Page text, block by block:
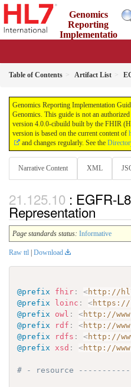
Genomics
Reporting
Implementatio
Table of Contents Artifact List
Genomics Reporting Implementation
Genomics. This guide is not an
version 4.0.0-cibuild built by the FHIR
version is based on the current content of
and changes regularly. See the
Narrative Content XML
: EGFR-
Representation
Page standards status: Informative
Raw ttl Download
@prefix fhir : <http://
@prefix
loinc : <
@prefix
owl : <http://
@prefix
rdf : <http://
@prefix
rdfs : <http://
@prefix
xsd : <http://
# - resource